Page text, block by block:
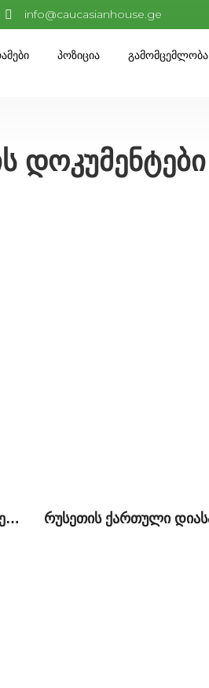
info@caucasianhouse.ge
Პოზიცია Გამომცემლობა
დოკუმენტები
ირან-საქართველოს ურთიერთობები და ახალი გამოწვევები ბირთვული შეთანხმების შემდეგ